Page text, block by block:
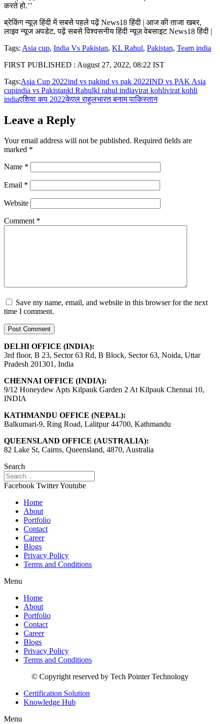
करते हो.’’
ब्रेकिंग न्यूज़ हिंदी में सबसे पहले पढ़ें News18 हिंदी | आज की ताजा खबर,
लाइव न्यूज अपडेट, पढ़ें सबसे विश्वसनीय हिंदी न्यूज़ वेबसाइट News18 हिंदी |
Tags: Asia cup, India Vs Pakistan, KL Rahul, Pakistan, Team india
FIRST PUBLISHED : August 27, 2022, 08:22 IST
Tags:Asia Cup 2022ind vs pakind vs pak 2022IND vs PAK Asia
cupindia vs Pakistankl Rahulkl rahul indiavirat kohlivirat kohli
indiaएशिया कप 2022केएल राहुलभारत बनाम पाकिस्तान
Leave a Reply
Your email address will not be published. Required fields are
marked *
Name *
Email *
Website
Comment *
Save my name, email, and website in this browser for the next
time I comment.
DELHI OFFICE (INDIA):
3rd floor, B 23, Sector 63 Rd, B Block, Sector 63, Noida, Uttar
Pradesh 201301, India
CHENNAI OFFICE (INDIA):
9/12 Honeydew Apts Kilpauk Garden 2 At Kilpauk Chennai 10,
INDIA
KATHMANDU OFFICE (NEPAL):
Balkumari-9, Ring Road, Lalitpur 44700, Kathmandu
QUEENSLAND OFFICE (AUSTRALIA):
82 Lake St, Cairns, Queensland, 4870, Australia
Search
Facebook TwitterYoutube
Home
About
Portfolio
Contact
Career
Blogs
Privacy Policy
Terms and Conditions
Menu
Home
About
Portfolio
Contact
Career
Blogs
Privacy Policy
Terms and Conditions
© Copyright reserved by Tech Pointer Technology
Certification Solution
Knowledge Hub
Menu